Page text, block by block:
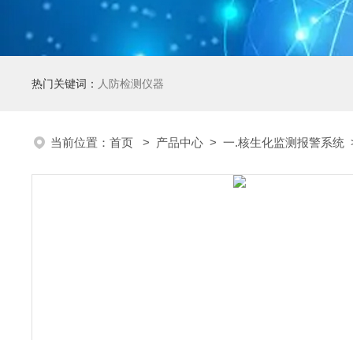
热门关键词： 人防检测仪器
当前位置： 首页 > 产品中心 > 一.核生化监测报警系统